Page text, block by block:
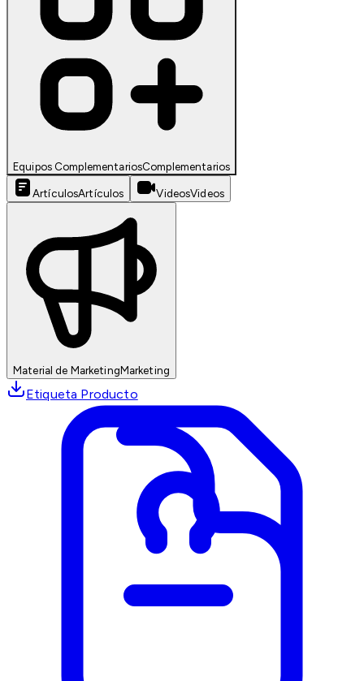
Equipos ComplementariosComplementarios
ArtículosArtículos VideosVideos
Material de MarketingMarketing
Etiqueta Producto